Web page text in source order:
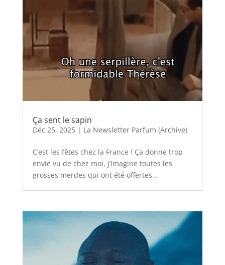
Ça sent le sapin
Déc 25, 2025| La Newsletter Parfum (Archive)
C’est les fêtes chez la France ! Ça donne trop
envie vu de chez moi, j’imagine toutes les
grosses merdes qui ont été offertes…